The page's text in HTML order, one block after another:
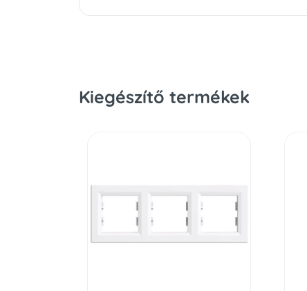
Kiegészítő termékek